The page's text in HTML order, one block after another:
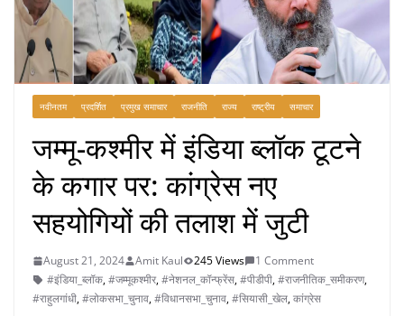
नवीनतम प्रदर्शित प्रमुख समाचार राजनीति राज्य राष्ट्रीय समाचार
जम्मू-कश्मीर में इंडिया ब्लॉक टूटने
के कगार पर: कांग्रेस नए
सहयोगियों की तलाश में जुटी
August 21, 2024 Amit Kaul 245 Views
1 Comment
#इंडिया_ब्लॉक,#जम्मूकश्मीर,#नेशनल_कॉन्फ्रेंस,#पीडीपी,#राजनीतिक_समीकरण,
#राहुलगांधी,#लोकसभा_चुनाव,#विधानसभा_चुनाव,#सियासी_खेल,कांग्रेस